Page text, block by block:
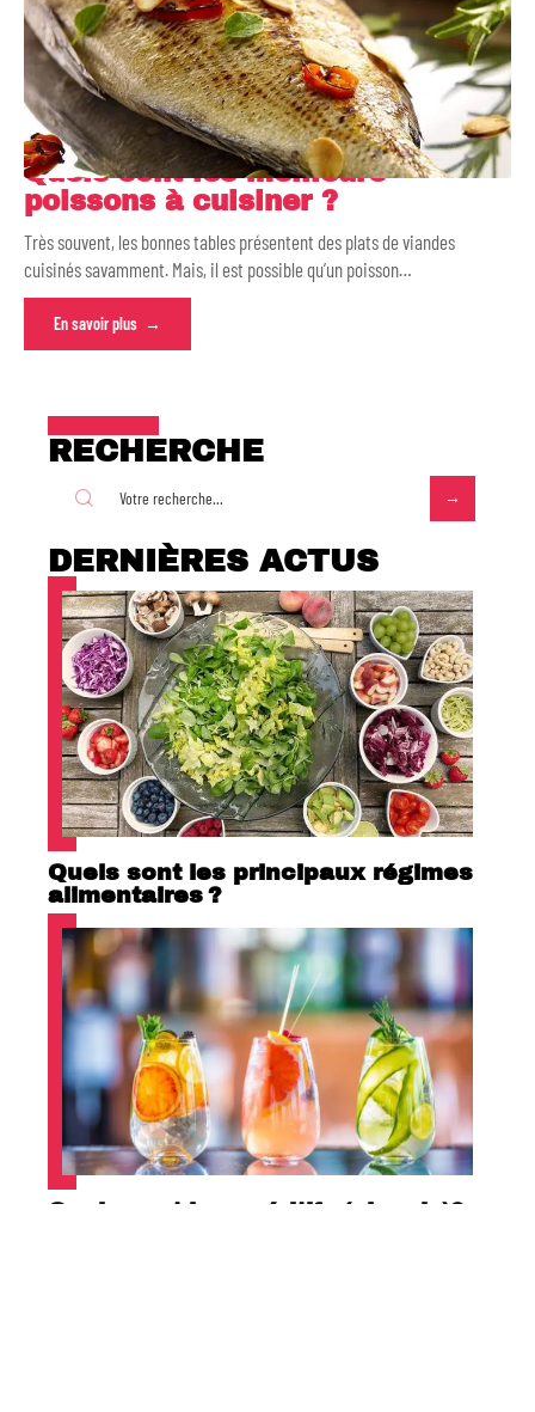
Quels sont les meilleurs
poissons à cuisiner ?
Très souvent, les bonnes tables présentent des plats de viandes
cuisinés savamment. Mais, il est possible qu’un poisson…
En savoir plus
RECHERCHE
DERNIÈRES ACTUS
Quels sont les principaux régimes
alimentaires ?
Quels sont les apéritifs (alcools)?